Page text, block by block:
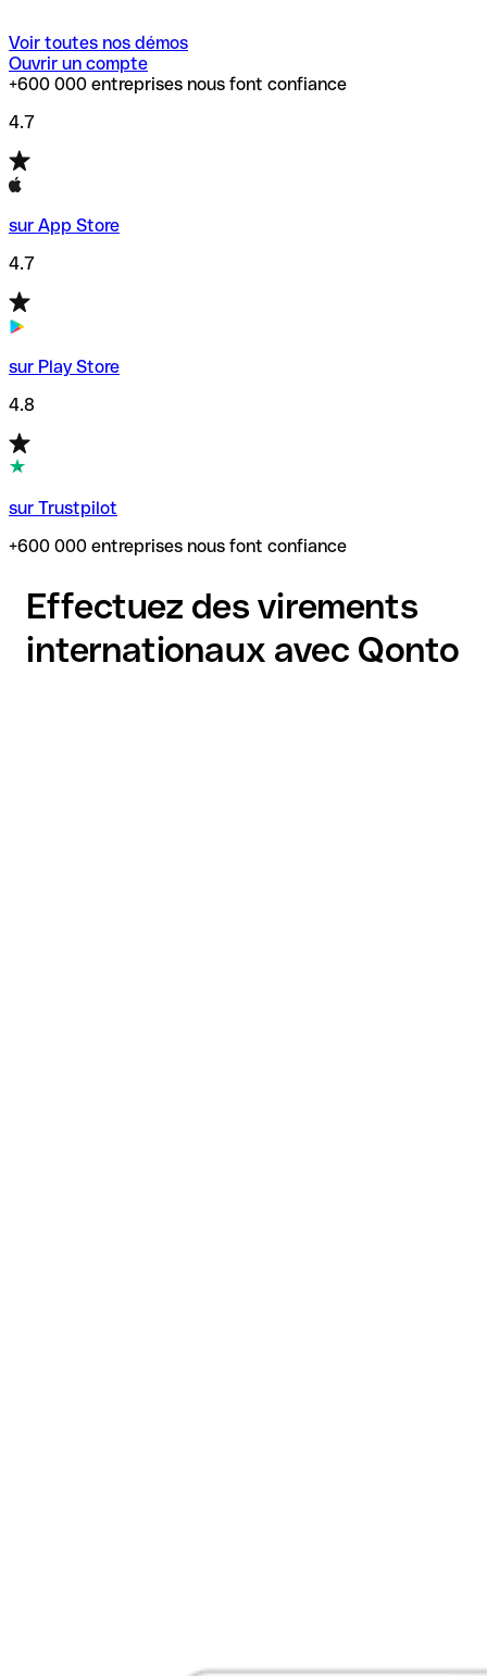
Voir toutes nos démos
Ouvrir un compte
+600 000 entreprises nous font confiance
4.7
sur App Store
4.7
sur Play Store
4.8
sur Trustpilot
+600 000 entreprises nous font confiance
Effectuez des virements
internationaux avec Qonto